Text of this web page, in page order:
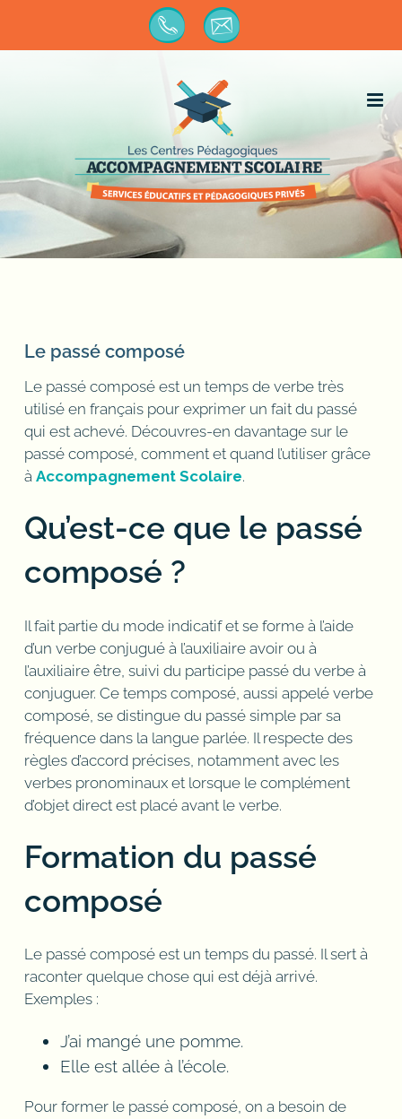
Le passé composé
Le passé composé est un temps de verbe très
utilisé en français pour exprimer un fait du passé
qui est achevé. Découvres-en davantage sur le
passé composé, comment et quand l’utiliser grâce
à Accompagnement Scolaire.
Qu’est-ce que le passé
composé ?
Il fait partie du mode indicatif et se forme à l’aide
d’un verbe conjugué à l’auxiliaire avoir ou à
l’auxiliaire être, suivi du participe passé du verbe à
conjuguer. Ce temps composé, aussi appelé verbe
composé, se distingue du passé simple par sa
fréquence dans la langue parlée. Il respecte des
règles d’accord précises, notamment avec les
verbes pronominaux et lorsque le complément
d’objet direct est placé avant le verbe.
Formation du passé
composé
Le passé composé est un temps du passé. Il sert à
raconter quelque chose qui est déjà arrivé.
Exemples :
J’ai mangé une pomme.
Elle est allée à l’école.
Pour former le passé composé, on a besoin de